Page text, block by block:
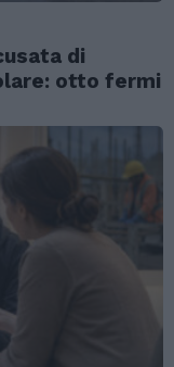
di
otto fermi